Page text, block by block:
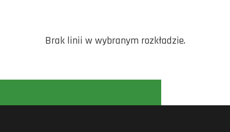
Brak linii w wybranym rozkładzie.